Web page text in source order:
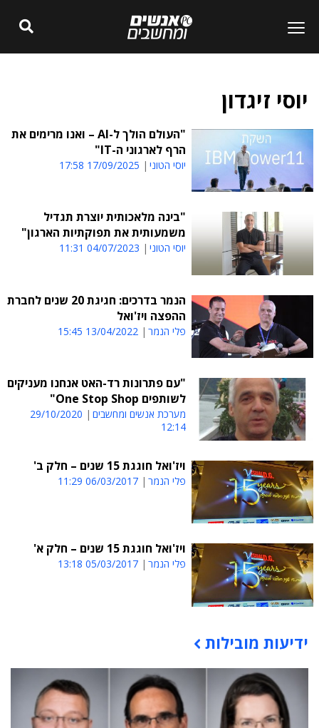
יוסי זיגדון
"העולם הולך ל-AI – ואנו מרימים את
הרף לארגוני ה-IT"
יוסי הטוני 17/09/2025 17:58
"בינה מלאכותית יוצרת תגדיל
משמעותית את תפוקתיות הארגון"
יוסי הטוני 04/07/2023 11:31
הנמר בדרכים: חגיגת 20 שנים לחברת
ההפצה ויז'ואל
פלי הנמר 13/04/2022 15:45
"עם פתרונות רד-האט אנחנו מעניקים
לשותפים One Stop Shop"
מערכת אנשים ומחשבים
29/10/2020
12:14
ויז'ואל חוגגת 15 שנים – חלק ב'
פלי הנמר 06/03/2017 11:29
ויז'ואל חוגגת 15 שנים – חלק א'
פלי הנמר 05/03/2017 13:18
תוכן פרסומי
ידיעות מובילות